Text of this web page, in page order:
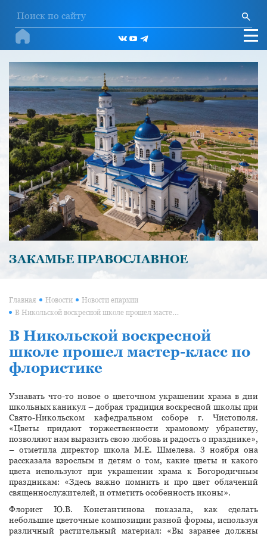
ЗАКАМЬЕ ПРАВОСЛАВНОЕ
Главная Новости Новости епархии
В Никольской воскресной школе прошел мастер-класс по флористике
В Никольской воскресной
школе прошел мастер-класс по
флористике
Узнавать что-то новое о цветочном украшении храма в дни
школьных каникул – добрая традиция воскресной школы при
Свято-Никольском кафедральном соборе г. Чистополя.
«Цветы придают торжественности храмовому убранству,
позволяют нам выразить свою любовь и радость о празднике»,
– отметила директор школа М.Е. Шмелева. 3 ноября она
рассказала взрослым и детям о том, какие цветы и какого
цвета используют при украшении храма к Богородичным
праздникам: «Здесь важно помнить и про цвет облачений
священнослужителей, и отметить особенность иконы».
Флорист Ю.В. Константинова показала, как сделать
небольшие цветочные композиции разной формы, используя
различный растительный материал: «Вы заранее должны